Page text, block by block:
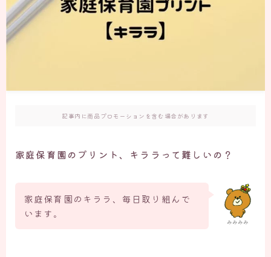
記事内に商品プロモーションを含む場合があります
家庭保育園のプリント、キララって難しいの？
みみみみ
家庭保育園のキララ、毎日取り組んで
います。